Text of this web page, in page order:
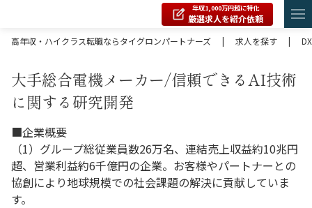
年収1,000万円超に特化
厳選求人を紹介依頼
高年収・ハイクラス転職ならタイグロンパートナーズ
| 求人を探す |
大手総合電機メーカー/信頼できるAI技術
に関する研究開発
■企業概要
（1）グループ総従業員数26万名、連結売上収益約10兆円
超、営業利益約6千億円の企業。お客様やパートナーとの
協創により地球規模での社会課題の解決に貢献していま
す。